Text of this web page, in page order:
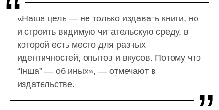
«Наша цель — не только издавать книги, но
и строить видимую читательскую среду, в
которой есть место для разных
идентичностей, опытов и вкусов. Потому что
“Інша” — об иных», — отмечают в
издательстве.